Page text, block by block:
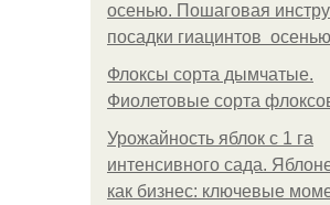
осенью. Пошаговая
посадки гиацинтов осенью
Флоксы сорта дымчатые.
Фиолетовые сорта
Урожайность яблок с 1 га
интенсивного сада.
как бизнес: ключевые